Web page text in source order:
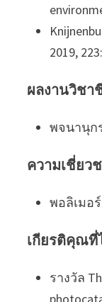
2019,
ผลงานวิชา
พจนานุก
ความเชี่ยว
พอลิเมอ
เกียรติคุณที่
รางวัล